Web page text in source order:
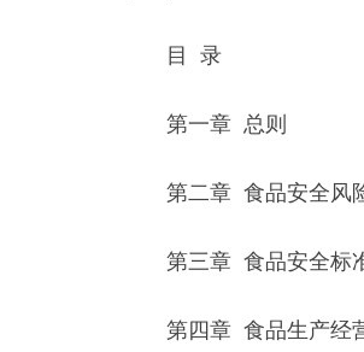
目 录
第一章 总则
第二章 食品安全风
第三章 食品安全标
第四章 食品生产经